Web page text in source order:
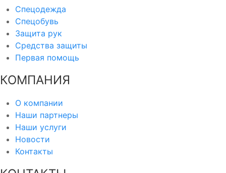
Спецодежда
Спецобувь
Защита рук
Средства защиты
Первая помощь
КОМПАНИЯ
О компании
Наши партнеры
Наши услуги
Новости
Контакты